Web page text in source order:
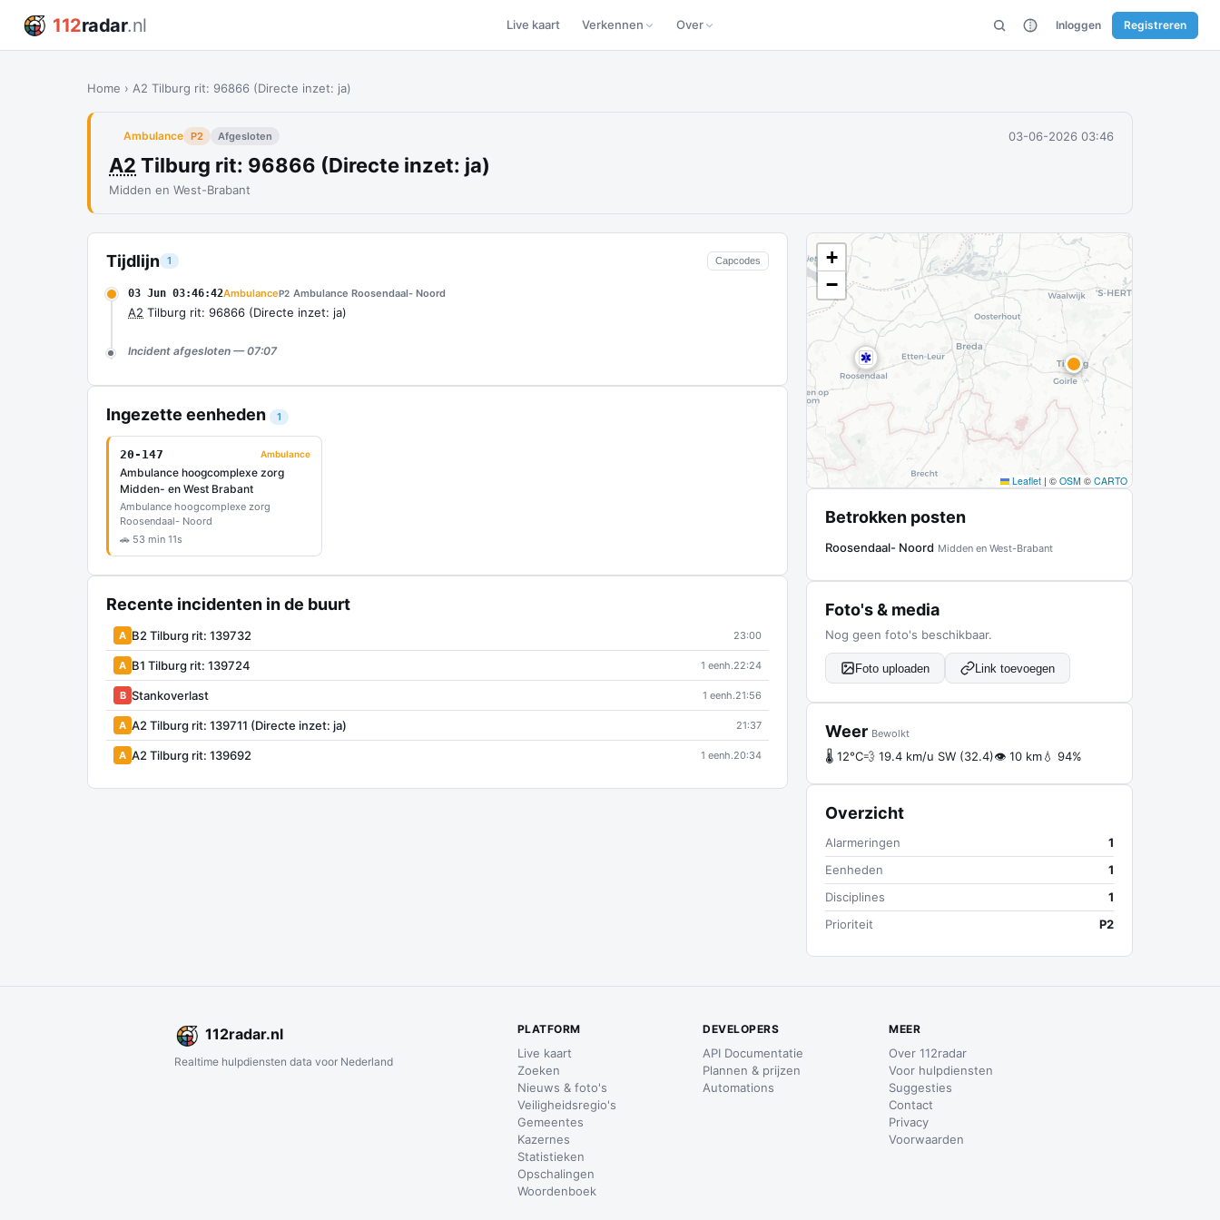
112radar.nl Live kaart Verkennen Over Inloggen Registreren
Home › A2 Tilburg rit: 96866 (Directe inzet: ja)
Ambulance P2 Afgesloten 03-06-2026 03:46
A2 Tilburg rit: 96866 (Directe inzet: ja)
Midden en West-Brabant
Tijdlijn 1 Capcodes
03 Jun 03:46:42AmbulanceP2 Ambulance Roosendaal- Noord
A2 Tilburg rit: 96866 (Directe inzet: ja)
Incident afgesloten — 07:07
Ingezette eenheden 1
20-147 Ambulance
Ambulance hoogcomplexe zorg
Midden- en West Brabant
Ambulance hoogcomplexe zorg
Roosendaal- Noord
🚗 53 min 11s
Recente incidenten in de buurt
A B2 Tilburg rit: 139732 23:00
A B1 Tilburg rit: 139724 1 eenh.22:24
B Stankoverlast 1 eenh.21:56
A A2 Tilburg rit: 139711 (Directe inzet: ja) 21:37
A A2 Tilburg rit: 139692 1 eenh.20:34
+
−
Leaflet | © OSM © CARTO
Betrokken posten
Roosendaal- Noord Midden en West-Brabant
Foto's & media
Nog geen foto's beschikbaar.
Foto uploaden Link toevoegen
Weer Bewolkt
🌡 12°C💨 19.4 km/u SW (32.4)👁 10 km💧 94%
Overzicht
Alarmeringen
1
Eenheden
1
Disciplines
1
Prioriteit
P2
112radar.nl
Realtime hulpdiensten data voor Nederland
PLATFORM
Live kaart
Zoeken
Nieuws & foto's
Veiligheidsregio's
Gemeentes
Kazernes
Statistieken
Opschalingen
Woordenboek
DEVELOPERS
API Documentatie
Plannen & prijzen
Automations
MEER
Over 112radar
Voor hulpdiensten
Suggesties
Contact
Privacy
Voorwaarden